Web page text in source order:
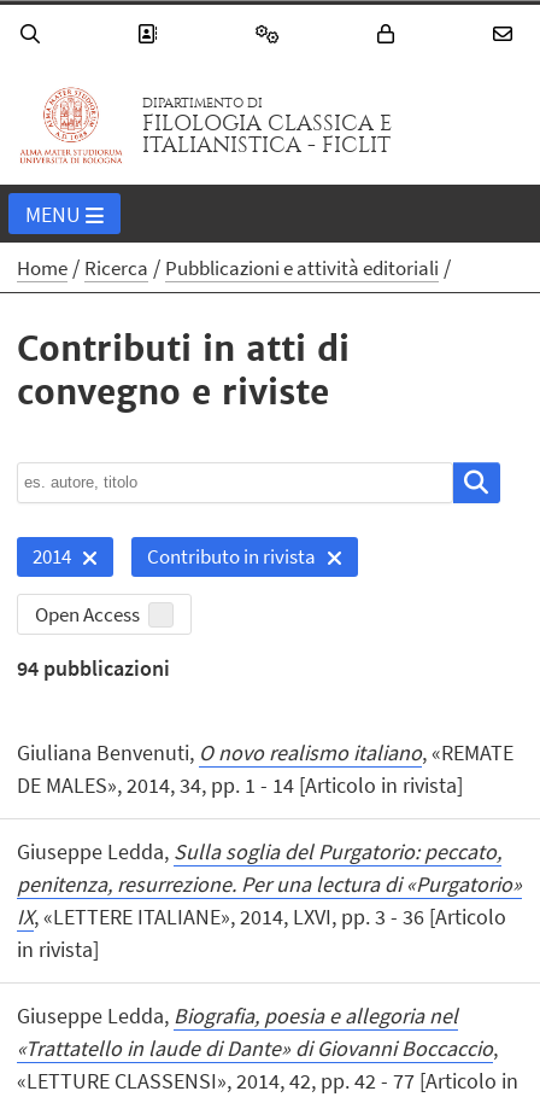
DIPARTIMENTO DI
FILOLOGIA CLASSICA E
ITALIANISTICA - FICLIT
MENU
Home Ricerca Pubblicazioni e attività editoriali
Contributi in atti di
convegno e riviste
2014 Contributo in rivista
Open Access
94 pubblicazioni
Giuliana Benvenuti, O novo realismo italiano, «REMATE
DE MALES», 2014, 34, pp. 1 - 14 [Articolo in rivista]
Giuseppe Ledda, Sulla soglia del Purgatorio: peccato,
penitenza, resurrezione. Per una lectura di «Purgatorio»
IX, «LETTERE ITALIANE», 2014, LXVI, pp. 3 - 36 [Articolo
in rivista]
Giuseppe Ledda, Biografia, poesia e allegoria nel
«Trattatello in laude di Dante» di Giovanni Boccaccio,
«LETTURE CLASSENSI», 2014, 42, pp. 42 - 77 [Articolo in